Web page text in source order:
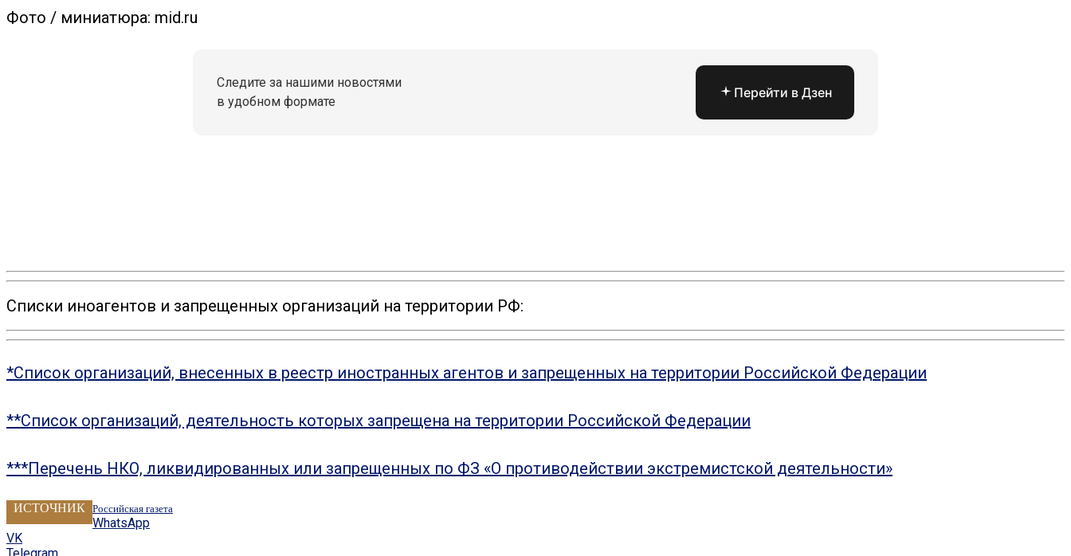
Фото / миниатюра: mid.ru
Следите за нашими новостями
в удобном формате
Перейти в Дзен
Списки иноагентов и запрещенных организаций на территории РФ:
*Список организаций, внесенных в реестр иностранных агентов и запрещенных на территории Российской Федерации
**Список организаций, деятельность которых запрещена на территории Российской Федерации
***Перечень НКО, ликвидированных или запрещенных по ФЗ «О противодействии экстремистской деятельности»
ИСТОЧНИК Российская газета
WhatsApp
VK